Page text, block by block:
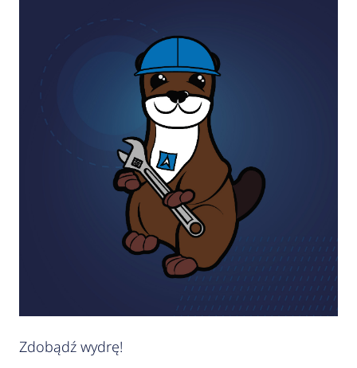
Zdobądź wydrę!